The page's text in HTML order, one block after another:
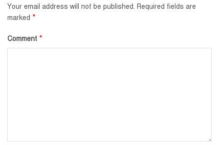
Your email address will not be published. Required fields are
marked *
Comment *